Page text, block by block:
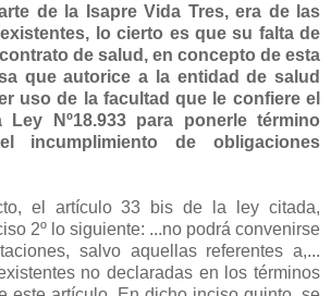
de la Isapre Vida Tres, era de las
lo cierto es que su falta de
de salud, en concepto de esta
que autorice a la entidad de salud
uso de la facultad que le confiere el
Nº18.933 para ponerle término
incumplimiento de obligaciones
el artículo 33 bis de la ley citada,
2º lo siguiente: ...no podrá convenirse
salvo aquellas referentes a,...
no declaradas en los términos